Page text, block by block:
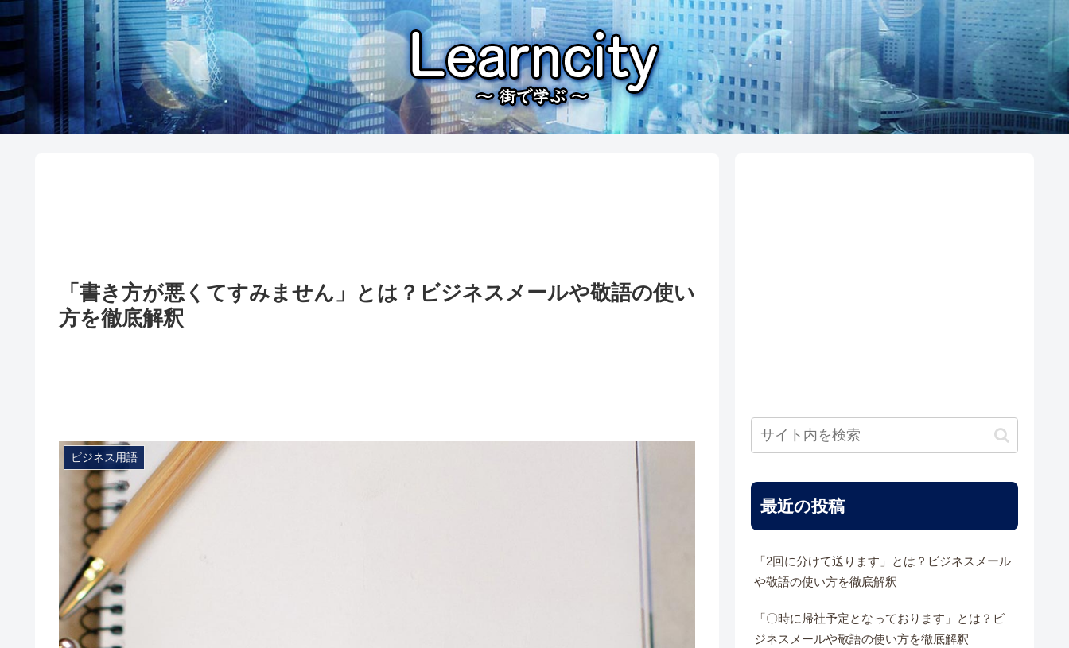
「書き方が悪くてすみません」とは？ビジネスメールや敬語の使い
方を徹底解釈
ビジネス用語
最近の投稿
「2回に分けて送ります」とは？ビジネスメール
や敬語の使い方を徹底解釈
「〇時に帰社予定となっております」とは？ビ
ジネスメールや敬語の使い方を徹底解釈